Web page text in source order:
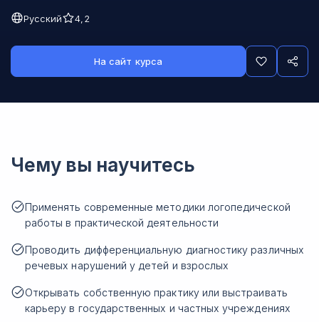
Русский 4,2
На сайт курса
Чему вы научитесь
Применять современные методики логопедической
работы в практической деятельности
Проводить дифференциальную диагностику различных
речевых нарушений у детей и взрослых
Открывать собственную практику или выстраивать
карьеру в государственных и частных учреждениях